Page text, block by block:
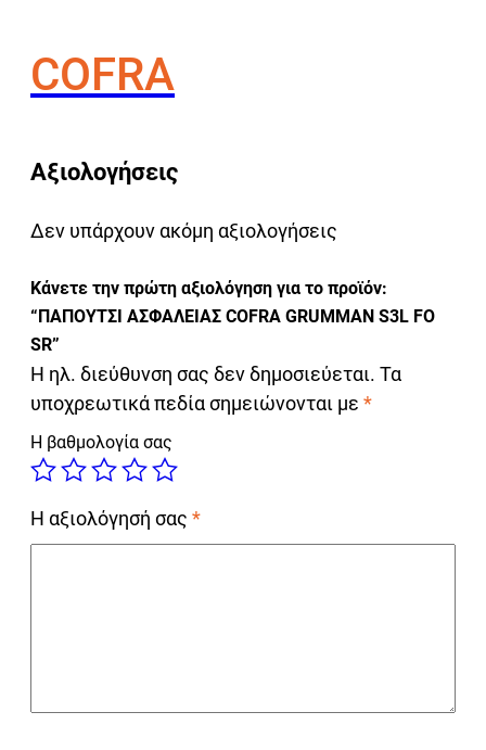
COFRA
Αξιολογήσεις
Δεν υπάρχουν ακόμη αξιολογήσεις
Κάνετε την πρώτη αξιολόγηση για το προϊόν:
“ΠΑΠΟΥΤΣΙ ΑΣΦΑΛΕΙΑΣ COFRA GRUMMAN S3L FO
SR”
Η ηλ. διεύθυνση σας δεν δημοσιεύεται. Τα
υποχρεωτικά πεδία σημειώνονται με *
Η βαθμολογία σας
Η αξιολόγησή σας *